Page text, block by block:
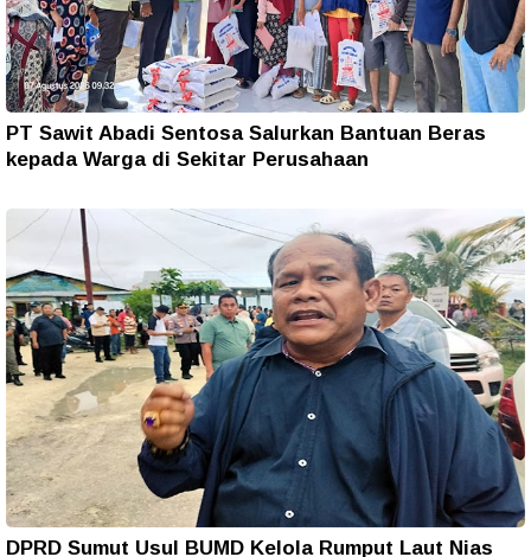
PT Sawit Abadi Sentosa Salurkan Bantuan Beras
kepada Warga di Sekitar Perusahaan
DPRD Sumut Usul BUMD Kelola Rumput Laut Nias